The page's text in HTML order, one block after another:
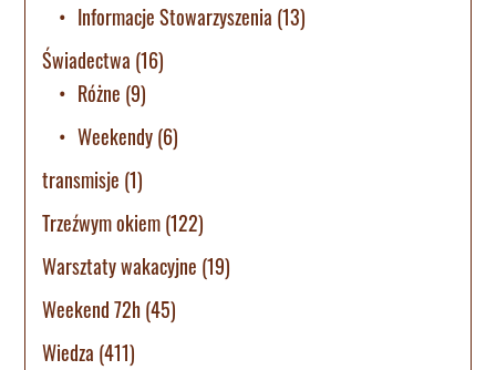
Informacje Stowarzyszenia (13)
Świadectwa (16)
Różne (9)
Weekendy(6)
transmisje (1)
Trzeźwym okiem(122)
Warsztaty wakacyjne (19)
Weekend 72h(45)
Wiedza (411)